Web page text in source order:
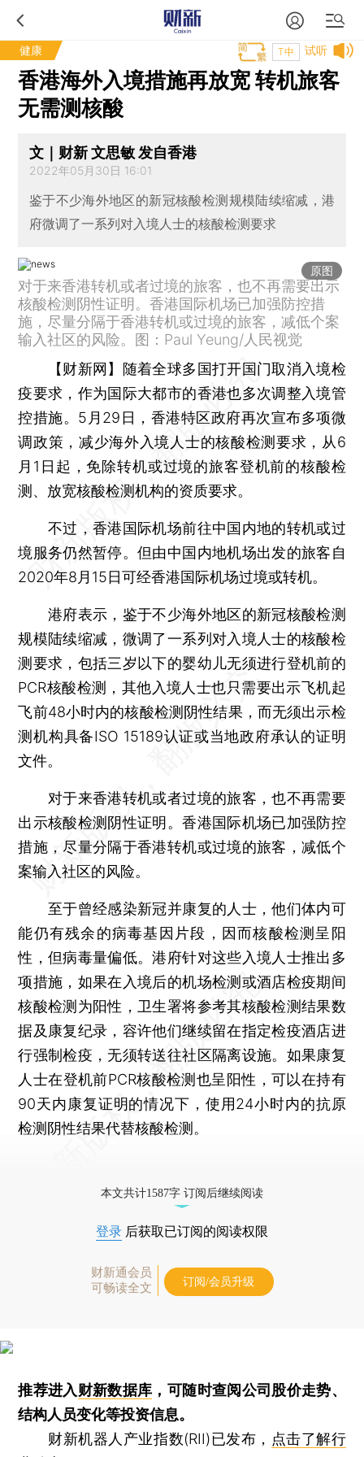
健康 试听
T中
香港海外入境措施再放宽 转机旅客
无需测核酸
文｜财新 文思敏 发自香港
2022年05月30日 16:01
鉴于不少海外地区的新冠核酸检测规模陆续缩减，港
府微调了一系列对入境人士的核酸检测要求
原图
对于来香港转机或者过境的旅客，也不再需要出示
核酸检测阴性证明。香港国际机场已加强防控措
施，尽量分隔于香港转机或过境的旅客，减低个案
输入社区的风险。图：Paul Yeung/人民视觉
【财新网】 随着全球多国打开国门取消入境检
疫要求，作为国际大都市的香港也多次调整入境管
控措施。5月29日，香港特区政府再次宣布多项微
调政策，减少海外入境人士的核酸检测要求，从6
月1日起，免除转机或过境的旅客登机前的核酸检
测、放宽核酸检测机构的资质要求。
不过，香港国际机场前往中国内地的转机或过
境服务仍然暂停。但由中国内地机场出发的旅客自
2020年8月15日可经香港国际机场过境或转机。
港府表示，鉴于不少海外地区的新冠核酸检测
规模陆续缩减，微调了一系列对入境人士的核酸检
测要求，包括三岁以下的婴幼儿无须进行登机前的
PCR核酸检测，其他入境人士也只需要出示飞机起
飞前48小时内的核酸检测阴性结果，而无须出示检
测机构具备ISO 15189认证或当地政府承认的证明
文件。
对于来香港转机或者过境的旅客，也不再需要
出示核酸检测阴性证明。香港国际机场已加强防控
措施，尽量分隔于香港转机或过境的旅客，减低个
案输入社区的风险。
至于曾经感染新冠并康复的人士，他们体内可
能仍有残余的病毒基因片段，因而核酸检测呈阳
性，但病毒量偏低。港府针对这些入境人士推出多
项措施，如果在入境后的机场检测或酒店检疫期间
核酸检测为阳性，卫生署将参考其核酸检测结果数
据及康复纪录，容许他们继续留在指定检疫酒店进
行强制检疫，无须转送往社区隔离设施。如果康复
人士在登机前PCR核酸检测也呈阳性，可以在持有
90天内康复证明的情况下，使用24小时内的抗原
检测阴性结果代替核酸检测。
本文共计1587字 订阅后继续阅读
登录 后获取已订阅的阅读权限
财新通会员
可畅读全文
订阅/会员升级
推荐进入财新数据库 ，可随时查阅公司股价走势、
结构人员变化等投资信息。
财新机器人产业指数(RII)已发布， 点击了解行